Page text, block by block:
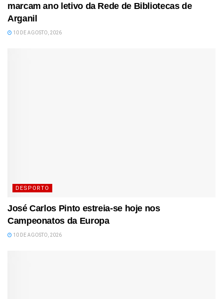
marcam ano letivo da Rede de Bibliotecas de
Arganil
10 DE AGOSTO, 2026
DESPORTO
José Carlos Pinto estreia-se hoje nos
Campeonatos da Europa
10 DE AGOSTO, 2026